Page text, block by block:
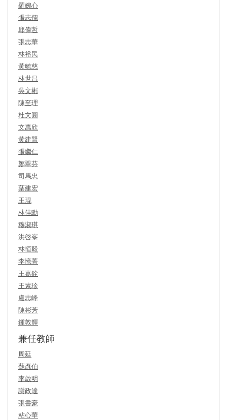
羅婉心
張志儒
邱偉哲
張志華
林裕民
黃毓慈
林世昌
吳文彬
陳至理
杜文圓
文萬欣
黃建賢
張繼仁
鄭翠芬
司馬忠
葉建宏
王琨
林佳勳
穆淑琪
洪啓峯
林恒毅
李憶菁
王嘉銓
王素珍
盧志峰
陳彬芳
鍾敦輝
兼任教師
周延
蘇彥伯
李啟明
謝政達
張書豪
粘心華